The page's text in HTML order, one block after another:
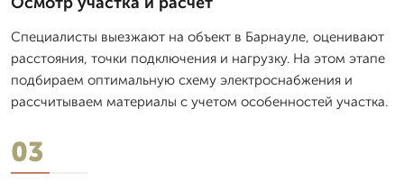
Специалисты выезжают на объект в Барнауле, оценивают
расстояния, точки подключения и нагрузку. На этом этапе
подбираем оптимальную схему электроснабжения и
рассчитываем материалы с учетом особенностей участка.
03